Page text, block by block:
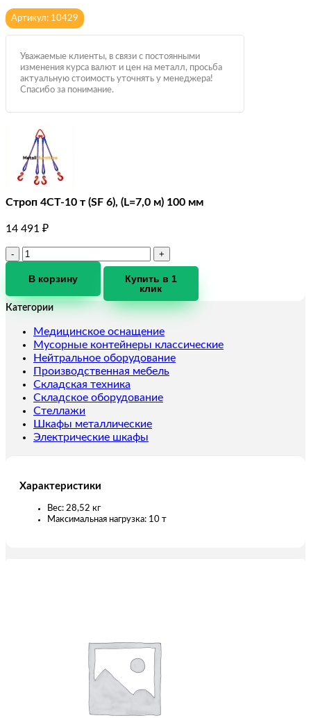
Артикул: 10429
Уважаемые клиенты, в связи с постоянными
изменения курса валют и цен на металл, просьба
актуальную стоимость уточнять у менеджера!
Спасибо за понимание.
Строп 4СТ-10 т (SF 6), (L=7,0 м) 100 мм
14 491 ₽
Количество
Строп
т
6),
(L=7,0
м)
100
мм
В корзину
Купить в 1
клик
Категории
Медицинское оснащение
Мусорные контейнеры классические
Нейтральное оборудование
Производственная мебель
Складская техника
Складское оборудование
Стеллажи
Шкафы металлические
Электрические шкафы
Характеристики
Вес: 28,52 кг
Максимальная нагрузка: 10 т